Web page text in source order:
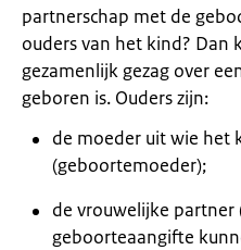
partnerschap met de
ouders van het kind? Dan
gezamenlijk gezag over
geboren is. Ouders zijn:
de moeder uit wie het
(geboortemoeder);
de vrouwelijke
geboorteaangifte